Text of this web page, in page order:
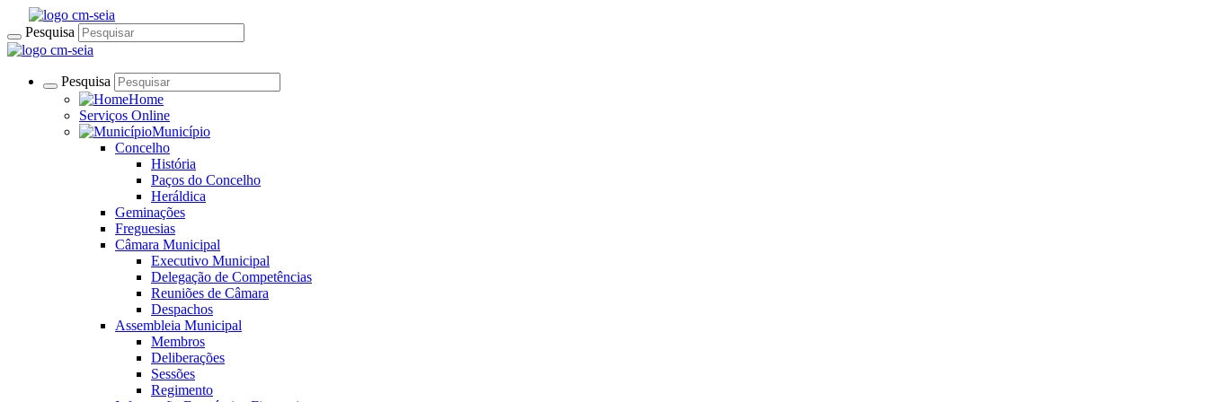
Pesquisa
Pesquisa
Home
Serviços Online
Município
Concelho
História
Paços do Concelho
Heráldica
Geminações
Freguesias
Câmara Municipal
Executivo Municipal
Delegação de Competências
Reuniões de Câmara
Despachos
Assembleia Municipal
Membros
Deliberações
Sessões
Regimento